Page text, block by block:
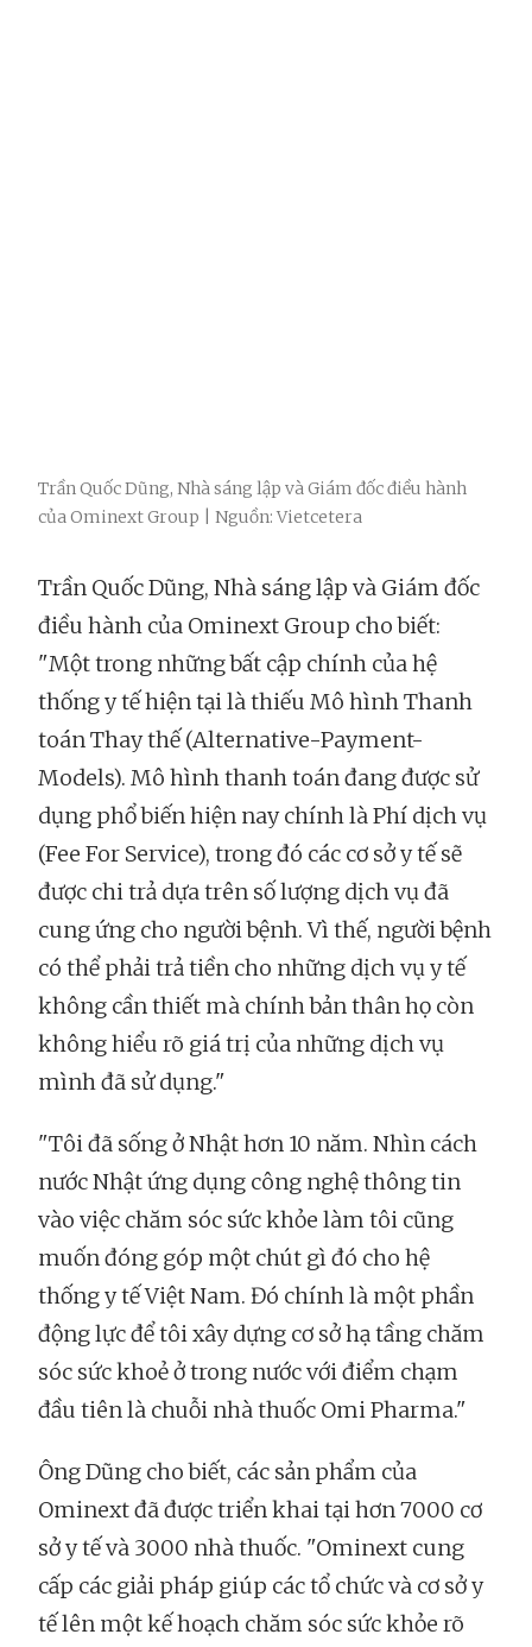
Trần Quốc Dũng, Nhà sáng lập và Giám đốc điều hành
của Ominext Group | Nguồn: Vietcetera
Trần Quốc Dũng, Nhà sáng lập và Giám đốc
điều hành của Ominext Group cho biết:
"Một trong những bất cập chính của hệ
thống y tế hiện tại là thiếu Mô hình Thanh
toán Thay thế (Alternative-Payment-
Models). Mô hình thanh toán đang được sử
dụng phổ biến hiện nay chính là Phí dịch vụ
(Fee For Service), trong đó các cơ sở y tế sẽ
được chi trả dựa trên số lượng dịch vụ đã
cung ứng cho người bệnh. Vì thế, người bệnh
có thể phải trả tiền cho những dịch vụ y tế
không cần thiết mà chính bản thân họ còn
không hiểu rõ giá trị của những dịch vụ
mình đã sử dụng."
"Tôi đã sống ở Nhật hơn 10 năm. Nhìn cách
nước Nhật ứng dụng công nghệ thông tin
vào việc chăm sóc sức khỏe làm tôi cũng
muốn đóng góp một chút gì đó cho hệ
thống y tế Việt Nam. Đó chính là một phần
động lực để tôi xây dựng cơ sở hạ tầng chăm
sóc sức khoẻ ở trong nước với điểm chạm
đầu tiên là chuỗi nhà thuốc Omi Pharma."
Ông Dũng cho biết, các sản phẩm của
Ominext đã được triển khai tại hơn 7000 cơ
sở y tế và 3000 nhà thuốc. "Ominext cung
cấp các giải pháp giúp các tổ chức và cơ sở y
tế lên một kế hoạch chăm sóc sức khỏe rõ